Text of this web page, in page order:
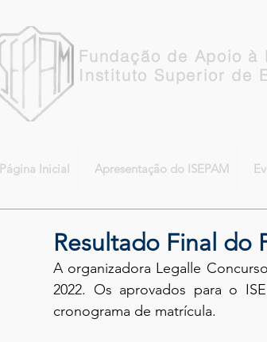
Fundação de Apoio à
Instituto Superior de
Página Inicial Apresentação do ISEPAM
Resultado Final do
A organizadora Legalle
2022. Os aprovados para o
cronograma de matrícula.